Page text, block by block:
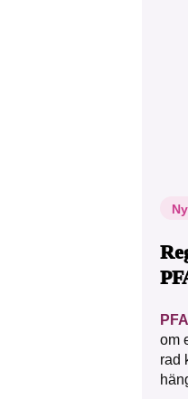
om
rad